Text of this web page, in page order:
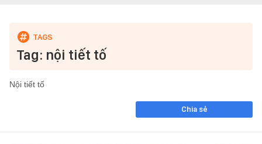
Tag: nội tiết tố
Nội tiết tố
Chia sẻ